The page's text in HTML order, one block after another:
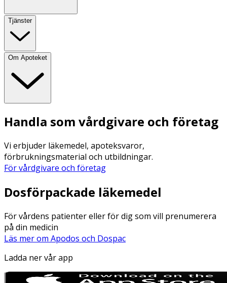
Tjänster
Om Apoteket
Handla som vårdgivare och företag
Vi erbjuder läkemedel, apoteksvaror,
förbrukningsmaterial och utbildningar.
För vårdgivare och företag
Dosförpackade läkemedel
För vårdens patienter eller för dig som vill prenumerera
på din medicin
Läs mer om Apodos och Dospac
Ladda ner vår app